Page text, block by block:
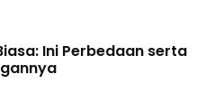
Ini Perbedaan serta